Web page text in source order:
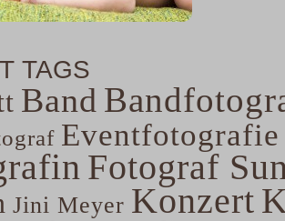
TAGS
Band
Eventfotografie
Fotograf
Jini Meyer Konzert